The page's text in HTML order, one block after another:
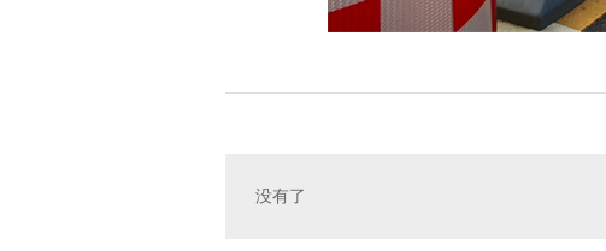
没有了